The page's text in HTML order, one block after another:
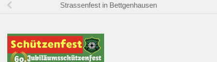
Strassenfest in Bettgenhausen